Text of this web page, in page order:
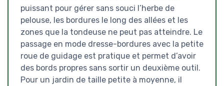
puissant pour gérer sans souci l’herbe de
pelouse, les bordures le long des allées et les
zones que la tondeuse ne peut pas atteindre. Le
passage en mode dresse-bordures avec la petite
roue de guidage est pratique et permet d’avoir
des bords propres sans sortir un deuxième outil.
Pour un jardin de taille petite à moyenne, il